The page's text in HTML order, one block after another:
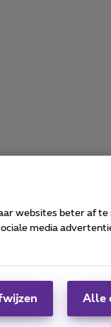
Telindus
websites beter af
media
Alle